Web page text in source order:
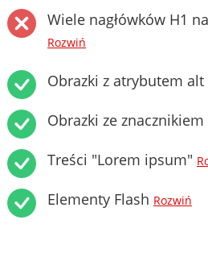
Wiele nagłówków H1
Rozwiń
Obrazki z atrybutem alt
Obrazki ze
Treści "Lorem ipsum"
Elementy Flash Rozwiń